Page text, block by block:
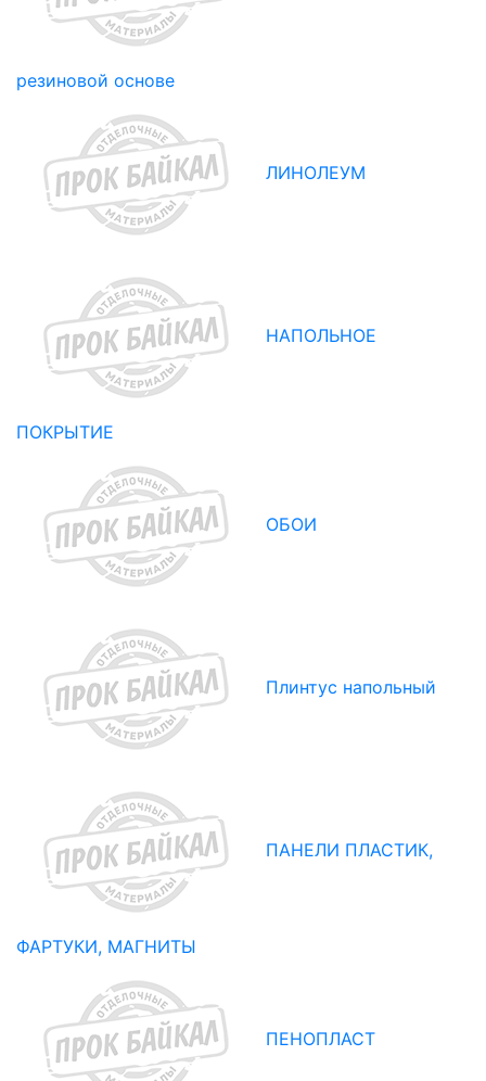
резиновой основе
ЛИНОЛЕУМ
НАПОЛЬНОЕ
ПОКРЫТИЕ
ОБОИ
Плинтус напольный
ПАНЕЛИ ПЛАСТИК,
ФАРТУКИ, МАГНИТЫ
ПЕНОПЛАСТ